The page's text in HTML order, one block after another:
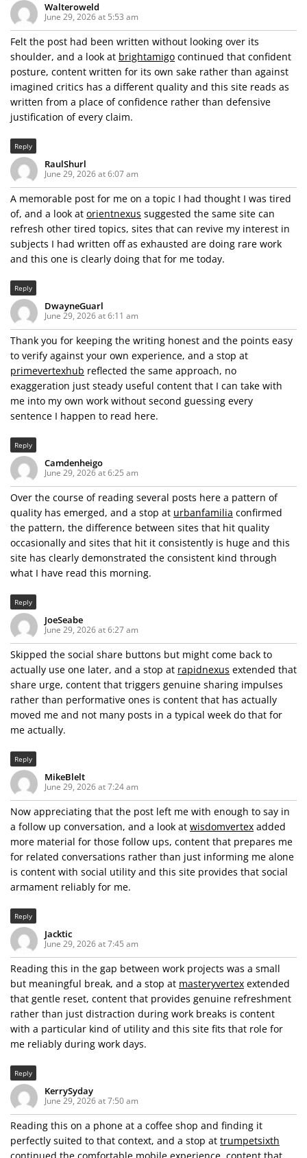
Walteroweld
June 29, 2026 at 5:53 am
Felt the post had been written without looking over its
shoulder, and a look at brightamigo continued that confident
posture, content written for its own sake rather than against
imagined critics has a different quality and this site reads as
written from a place of confidence rather than defensive
justification of every claim.
Reply
RaulShurl
June 29, 2026 at 6:07 am
A memorable post for me on a topic I had thought I was tired
of, and a look at orientnexus suggested the same site can
refresh other tired topics, sites that can revive my interest in
subjects I had written off as exhausted are doing rare work
and this one is clearly doing that for me today.
Reply
DwayneGuarl
June 29, 2026 at 6:11 am
Thank you for keeping the writing honest and the points easy
to verify against your own experience, and a stop at
primevertexhub reflected the same approach, no
exaggeration just steady useful content that I can take with
me into my own work without second guessing every
sentence I happen to read here.
Reply
Camdenheigo
June 29, 2026 at 6:25 am
Over the course of reading several posts here a pattern of
quality has emerged, and a stop at urbanfamilia confirmed
the pattern, the difference between sites that hit quality
occasionally and sites that hit it consistently is huge and this
site has clearly demonstrated the consistent kind through
what I have read this morning.
Reply
JoeSeabe
June 29, 2026 at 6:27 am
Skipped the social share buttons but might come back to
actually use one later, and a stop at rapidnexus extended that
share urge, content that triggers genuine sharing impulses
rather than performative ones is content that has actually
moved me and not many posts in a typical week do that for
me actually.
Reply
MikeBlelt
June 29, 2026 at 7:24 am
Now appreciating that the post left me with enough to say in
a follow up conversation, and a look at wisdomvertex added
more material for those follow ups, content that prepares me
for related conversations rather than just informing me alone
is content with social utility and this site provides that social
armament reliably for me.
Reply
Jacktic
June 29, 2026 at 7:45 am
Reading this in the gap between work projects was a small
but meaningful break, and a stop at masteryvertex extended
that gentle reset, content that provides genuine refreshment
rather than just distraction during work breaks is content
with a particular kind of utility and this site fits that role for
me reliably during work days.
Reply
KerrySyday
June 29, 2026 at 7:50 am
Reading this on a phone at a coffee shop and finding it
perfectly suited to that context, and a stop at trumpetsixth